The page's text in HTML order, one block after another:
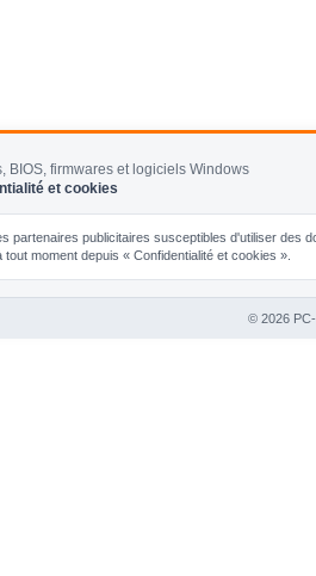
BIOS, firmwares et logiciels Windows
et cookies
partenaires publicitaires susceptibles d'utiliser
moment depuis « Confidentialité et cookies ».
© 2026